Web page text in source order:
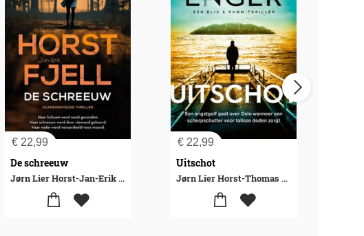
€22,99
De schreeuw
Jørn Lier Horst-Jan-Erik Fjell
€ 22,99
Uitschot
Jørn Lier Horst-Thomas Enger